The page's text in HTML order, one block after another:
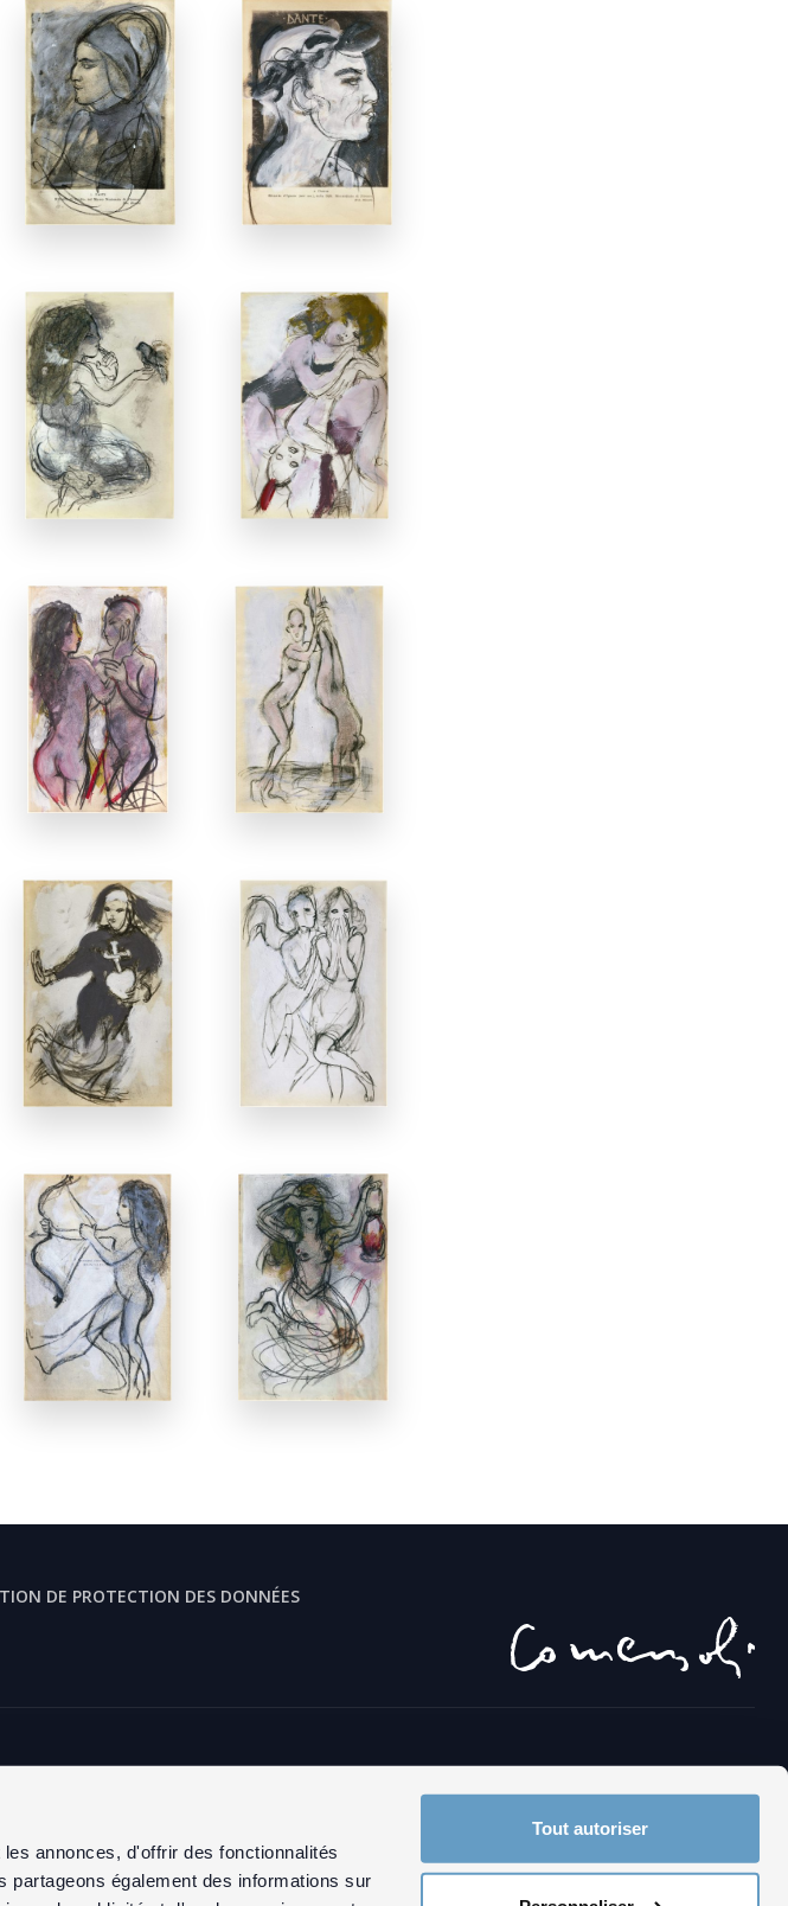
annonces, d'offrir des fonctionnalités
également des informations sur
Tout autoriser
DE PROTECTION DES DONNÉES
267/10
FR